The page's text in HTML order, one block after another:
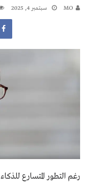
MO سبتمبر 4, 2025
رغم التطور المتسارع